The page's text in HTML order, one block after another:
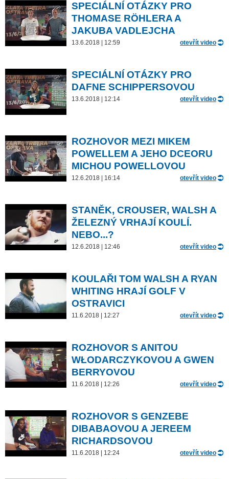
SPECIÁLNÍ OTÁZKY PRO
THOMASE RÖHLERA A
JAKUBA VADLEJCHA
13.6.2018 | 12:59 otevřít video
SPECIÁLNÍ OTÁZKY PRO
DAFNE SCHIPPERSOVOU
13.6.2018 | 12:14 otevřít video
ROZHOVOR MEZI MIKEM
POWELLEM A JEHO DCEORU
MICHOU POWELLOVOU
12.6.2018 | 16:14 otevřít video
STANĚK, CROUSER, WALSH A
ŽELEZNÝ VRHAJÍ KOULÍ.
NEBO...?
12.6.2018 | 12:46 otevřít video
KOULAŘI TOM WALSH A RYAN
WHITING HRAJÍ GOLF V
OSTRAVICI
11.6.2018 | 12:27 otevřít video
ROZHOVOR S ANITOU
WŁODARCZYKOVOU A GWEN
BERRYOVOU
11.6.2018 | 12:26 otevřít video
ROZHOVOR S GENZEBE
DIBABAOVOU A JEREEM
RICHARDSOVOU
11.6.2018 | 12:24 otevřít video